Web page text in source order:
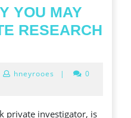
YOU MAY
RESEARCH
hneyrooes |
0
private investigator, is